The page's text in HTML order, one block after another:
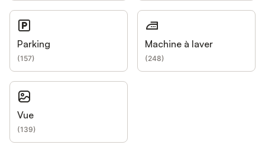
Parking
(157)
Machine à laver
(248)
Vue
(139)